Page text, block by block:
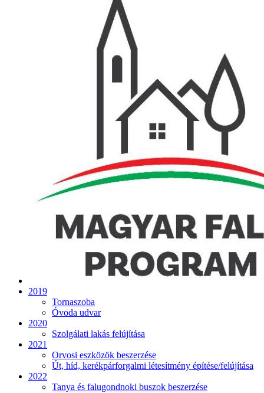
2019
Tornaszoba
Óvoda udvar
2020
Szolgálati lakás felújítása
2021
Orvosi eszközök beszerzése
Út, híd, kerékpárforgalmi létesítmény építése/felújítása
2022
Tanya és falugondnoki buszok beszerzése